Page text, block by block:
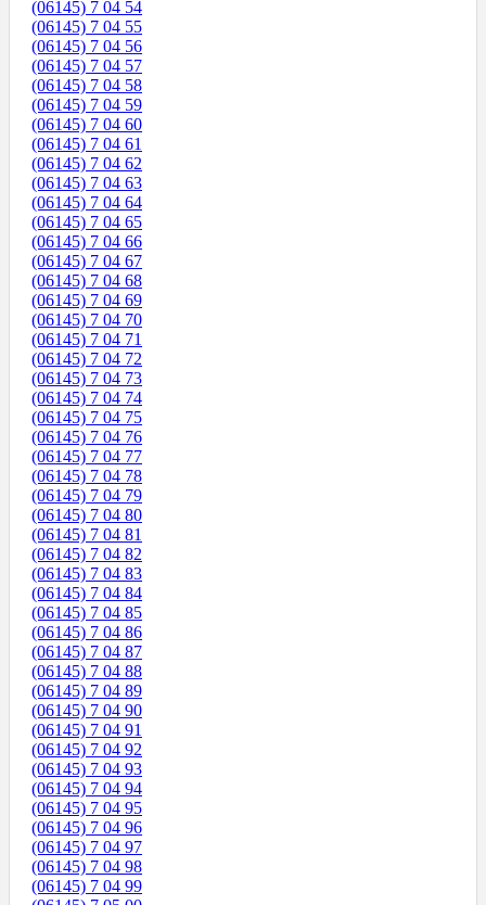
(06145) 7 04 54
(06145) 7 04 55
(06145) 7 04 56
(06145) 7 04 57
(06145) 7 04 58
(06145) 7 04 59
(06145) 7 04 60
(06145) 7 04 61
(06145) 7 04 62
(06145) 7 04 63
(06145) 7 04 64
(06145) 7 04 65
(06145) 7 04 66
(06145) 7 04 67
(06145) 7 04 68
(06145) 7 04 69
(06145) 7 04 70
(06145) 7 04 71
(06145) 7 04 72
(06145) 7 04 73
(06145) 7 04 74
(06145) 7 04 75
(06145) 7 04 76
(06145) 7 04 77
(06145) 7 04 78
(06145) 7 04 79
(06145) 7 04 80
(06145) 7 04 81
(06145) 7 04 82
(06145) 7 04 83
(06145) 7 04 84
(06145) 7 04 85
(06145) 7 04 86
(06145) 7 04 87
(06145) 7 04 88
(06145) 7 04 89
(06145) 7 04 90
(06145) 7 04 91
(06145) 7 04 92
(06145) 7 04 93
(06145) 7 04 94
(06145) 7 04 95
(06145) 7 04 96
(06145) 7 04 97
(06145) 7 04 98
(06145) 7 04 99